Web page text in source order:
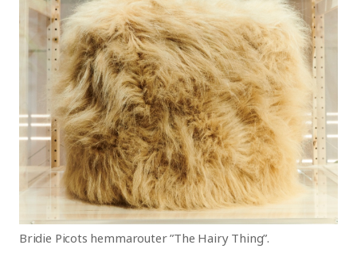
Bridie Picots hemmarouter ”The Hairy Thing”.